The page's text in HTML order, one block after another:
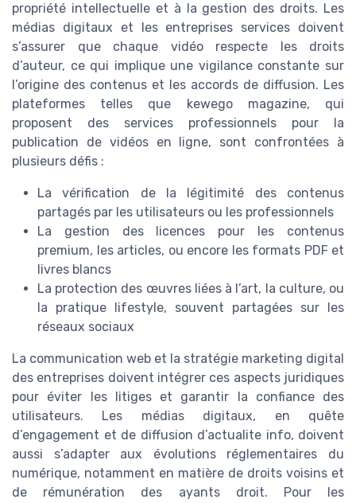
propriété intellectuelle et à la gestion des droits. Les
médias digitaux et les entreprises services doivent
s’assurer que chaque vidéo respecte les droits
d’auteur, ce qui implique une vigilance constante sur
l’origine des contenus et les accords de diffusion. Les
plateformes telles que kewego magazine, qui
proposent des services professionnels pour la
publication de vidéos en ligne, sont confrontées à
plusieurs défis :
La vérification de la légitimité des contenus
partagés par les utilisateurs ou les professionnels
La gestion des licences pour les contenus
premium, les articles, ou encore les formats PDF et
livres blancs
La protection des œuvres liées à l’art, la culture, ou
la pratique lifestyle, souvent partagées sur les
réseaux sociaux
La communication web et la stratégie marketing digital
des entreprises doivent intégrer ces aspects juridiques
pour éviter les litiges et garantir la confiance des
utilisateurs. Les médias digitaux, en quête
d’engagement et de diffusion d’actualite info, doivent
aussi s’adapter aux évolutions réglementaires du
numérique, notamment en matière de droits voisins et
de rémunération des ayants droit. Pour les